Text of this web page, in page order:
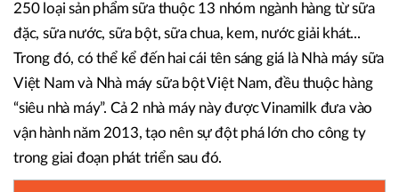
250 loại sản phẩm sữa thuộc 13 nhóm ngành hàng từ sữa
đặc, sữa nước, sữa bột, sữa chua, kem, nước giải khát...
Trong đó, có thể kể đến hai cái tên sáng giá là Nhà máy sữa
Việt Nam và Nhà máy sữa bột Việt Nam, đều thuộc hàng
“siêu nhà máy”. Cả 2 nhà máy này được Vinamilk đưa vào
vận hành năm 2013, tạo nên sự đột phá lớn cho công ty
trong giai đoạn phát triển sau đó.